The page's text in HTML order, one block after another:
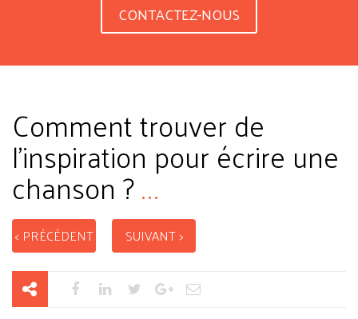
CONTACTEZ-NOUS
Comment trouver de
l’inspiration pour écrire une
chanson ?...
< PRÉCÉDENT SUIVANT >